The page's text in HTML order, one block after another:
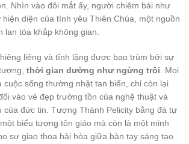
Nhìn vào đôi mắt ấy, người chiêm bái như
diện của tình yêu Thiên Chúa, một nguồn
lan tỏa khắp không gian.
liêng và tĩnh lặng được bao trùm bởi sự
thời gian dường như ngừng trôi . Mọi
cuộc sống thường nhật tan biến, chỉ còn lại
vào vẻ đẹp trường tồn của nghệ thuật và
của đức tin. Tượng Thánh Pelicity bằng đá tự
biểu tượng tôn giáo mà còn là một minh
sự giao thoa hài hòa giữa bàn tay sáng tạo